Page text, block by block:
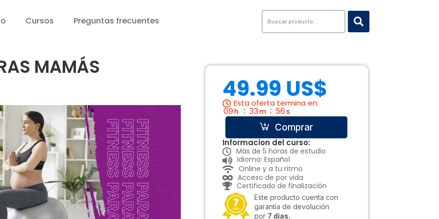
Cursos Preguntas frecuentes
MAMÁS
49.99 US$
Esta oferta termina en:
09 h 33 m 55 s
Comprar
Informacion del curso:
Más de 5 horas de estudio
Idioma: Español
Online y a tu ritmo
Acceso de por vida
Certificado de finalización
Este producto cuenta con
garantía de devolución
por 7 días.